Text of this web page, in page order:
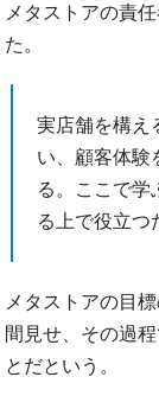
メタストアの責
た。
実店舗を構え
い、顧客体験
る。ここで学
る上で役立つ
メタストアの目
間見せ、その過
とだという。